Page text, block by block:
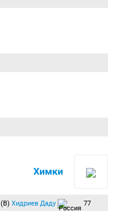
Химки
(В) Хидриев Даду 77